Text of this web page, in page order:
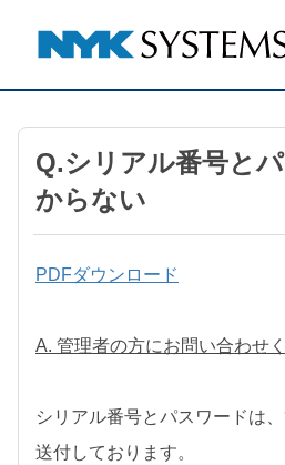
Q.シリアル番号と
からない
PDFダウンロード
A. 管理者の方にお問い合わせ
シリアル番号とパスワードは
送付しております。